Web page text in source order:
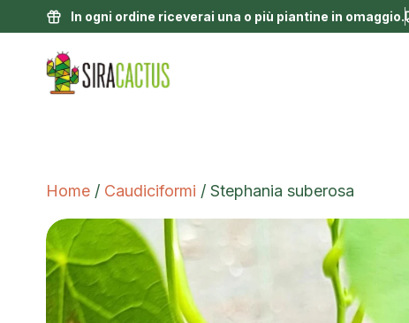
In ogni ordine riceverai una o più piantine in omaggio.
Home / Caudiciformi / Stephania suberosa